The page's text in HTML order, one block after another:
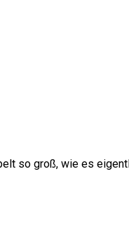
so groß, wie es